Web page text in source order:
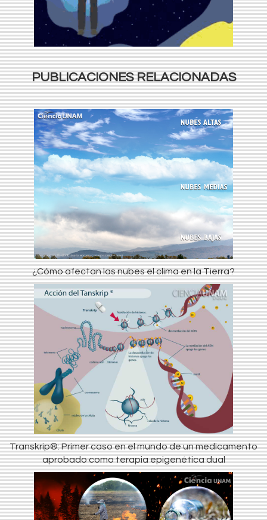
PUBLICACIONES RELACIONADAS
¿Cómo afectan las nubes el clima en la Tierra?
Transkrip®: Primer caso en el mundo de un medicamento
aprobado como terapia epigenética dual